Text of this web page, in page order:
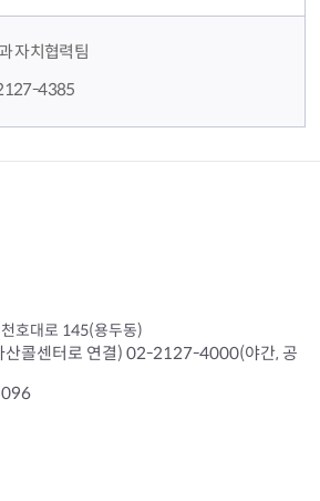
자치협력팀
4385
호대로 145(용두동)
콜센터로 연결) 02-2127-4000(야간, 공